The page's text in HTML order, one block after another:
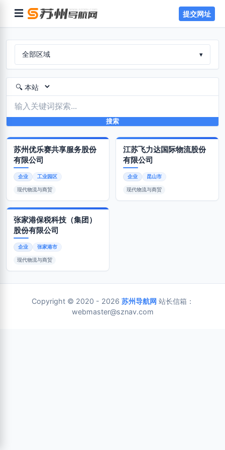
☰ 提交网址
全部区域 ▾
搜索
‌苏州优乐赛共享服务股份
有限公司
企业 工业园区
现代物流与商贸
江苏飞力达国际物流股份
有限公司
企业 昆山市
现代物流与商贸
张家港保税科技（集团）
股份有限公司
企业 张家港市
现代物流与商贸
Copyright © 2020 - 2026 苏州导航网 站长信箱：
webmaster@sznav.com